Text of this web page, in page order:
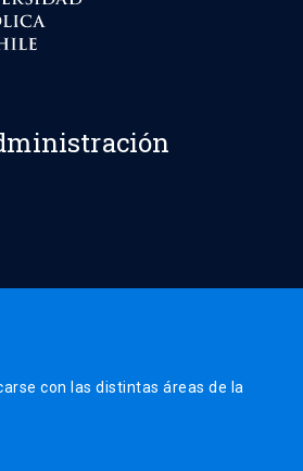
con las distintas áreas de la